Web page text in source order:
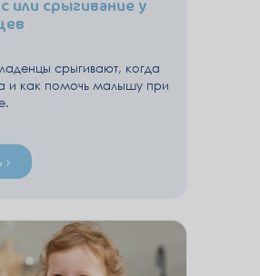
или срыгивание у
срыгивают, когда
и как помочь малышу при
›